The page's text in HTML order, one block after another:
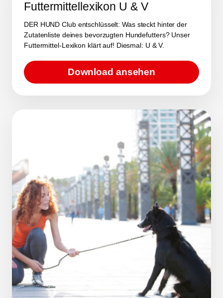
Futtermittellexikon U & V
DER HUND Club entschlüsselt: Was steckt hinter der
Zutatenliste deines bevorzugten Hundefutters? Unser
Futtermittel-Lexikon klärt auf! Diesmal: U & V.
Download ansehen